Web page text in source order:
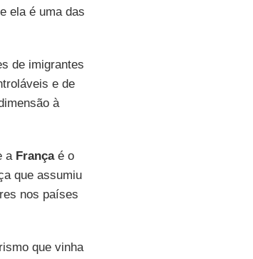
ela é uma das
de imigrantes
e de
à
a Françaé o
que assumiu
nos países
que vinha